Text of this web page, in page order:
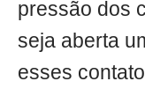
pressão dos
seja aberta
esses